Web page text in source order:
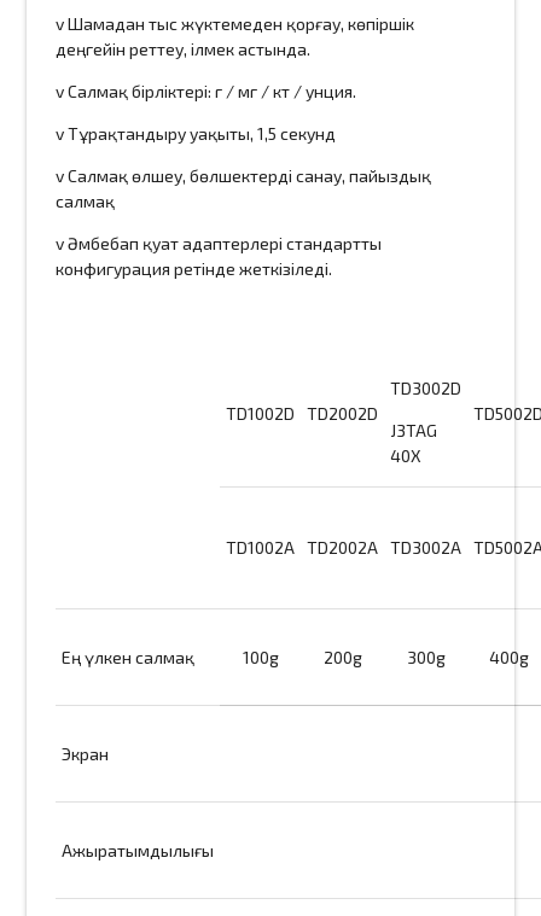
v Шамадан тыс жүктемеден қорғау, көпіршік
деңгейін реттеу, ілмек астында.
v Салмақ бірліктері: г / мг / кт / унция.
v Тұрақтандыру уақыты, 1,5 секунд
v Салмақ өлшеу, бөлшектерді санау, пайыздық
салмақ
v Әмбебап қуат адаптерлері стандартты
конфигурация ретінде жеткізіледі.
TD1002D TD2002D
TD3002D
J3TAG
40X
TD1002A TD2002A TD3002A
Ең үлкен салмақ 100g 200g 300g 400g
Экран
Ажыратымдылығы